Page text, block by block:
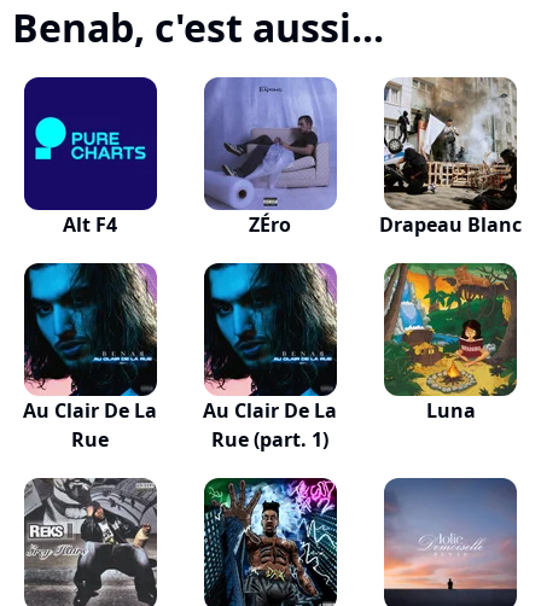
Benab, c'est aussi...
Alt F4 ZÉro Drapeau Blanc
Au Clair De La
Rue
Au Clair De La
Rue (part. 1)
Luna